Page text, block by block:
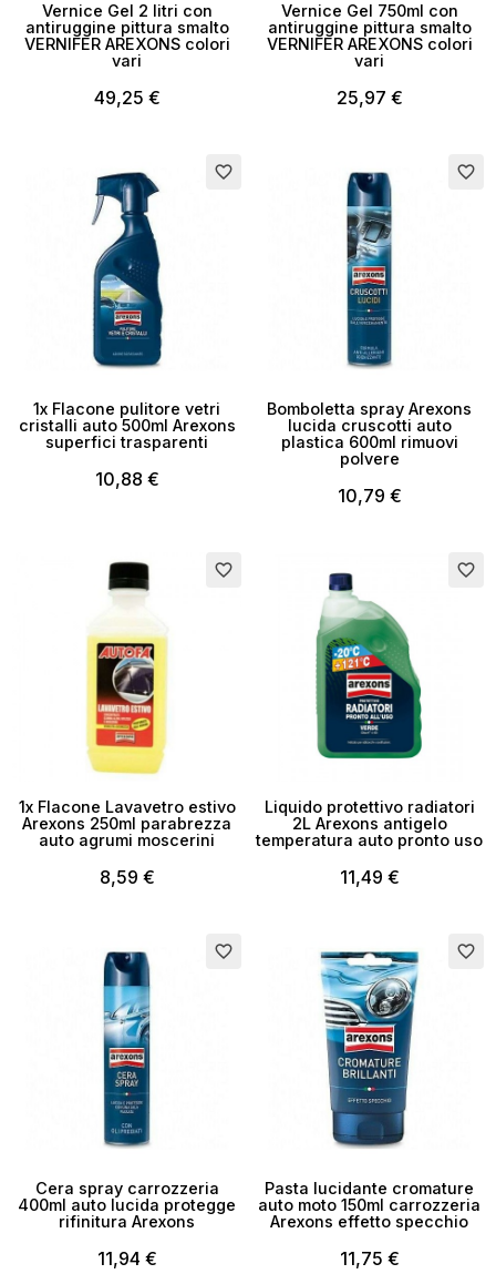
Vernice Gel 2 litri con
antiruggine pittura smalto
VERNIFER AREXONS colori
vari
49,25 €
Vernice Gel 750ml con
antiruggine pittura smalto
VERNIFER AREXONS colori
vari
25,97 €
favorite_border
1x Flacone pulitore vetri
cristalli auto 500ml Arexons
superfici trasparenti
10,88 €
favorite_border
Bomboletta spray Arexons
lucida cruscotti auto
plastica 600ml rimuovi
polvere
10,79 €
favorite_border
1x Flacone Lavavetro estivo
Arexons 250ml parabrezza
auto agrumi moscerini
8,59 €
favorite_border
Liquido protettivo radiatori
2L Arexons antigelo
temperatura auto pronto uso
11,49 €
favorite_border
Cera spray carrozzeria
400ml auto lucida protegge
rifinitura Arexons
11,94 €
favorite_border
Pasta lucidante cromature
auto moto 150ml carrozzeria
Arexons effetto specchio
11,75 €